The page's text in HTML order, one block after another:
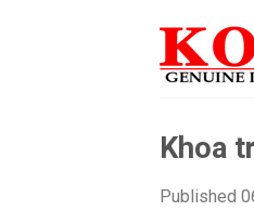
Khoa
Published